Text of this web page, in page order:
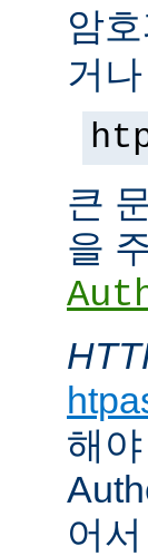
암
거
큰
을
해
어